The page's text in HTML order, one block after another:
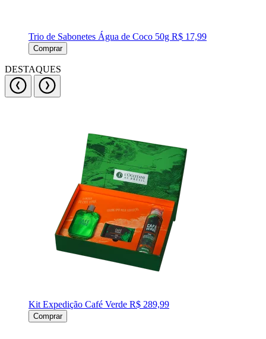
Trio de Sabonetes Água de Coco 50g R$ 17,99
Comprar
DESTAQUES
Kit Expedição Café Verde R$ 289,99
Comprar